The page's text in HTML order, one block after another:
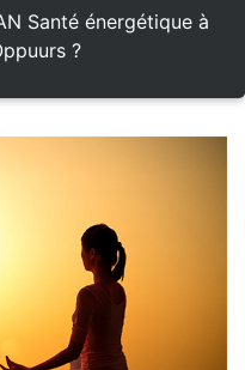
Santé énergétique à
?